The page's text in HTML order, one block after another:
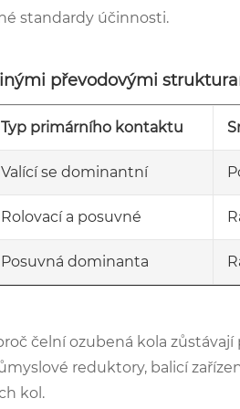
standardy účinnosti.
převodovými
Typ primárního kontaktu
Valící se dominantní
Rolovací a posuvné
Posuvná dominanta
čelní ozubená kola
reduktory, balicí
kol.